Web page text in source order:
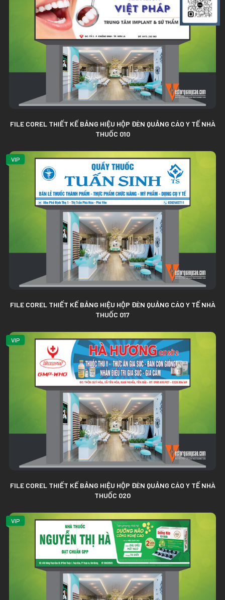
FILE COREL THIẾT KẾ BẢNG HIỆU HỘP ĐÈN QUẢNG CÁO Y TẾ NHÀ
THUỐC 010
VIP
FILE COREL THIẾT KẾ BẢNG HIỆU HỘP ĐÈN QUẢNG CÁO Y TẾ NHÀ
THUỐC 017
VIP
FILE COREL THIẾT KẾ BẢNG HIỆU HỘP ĐÈN QUẢNG CÁO Y TẾ NHÀ
THUỐC 020
VIP